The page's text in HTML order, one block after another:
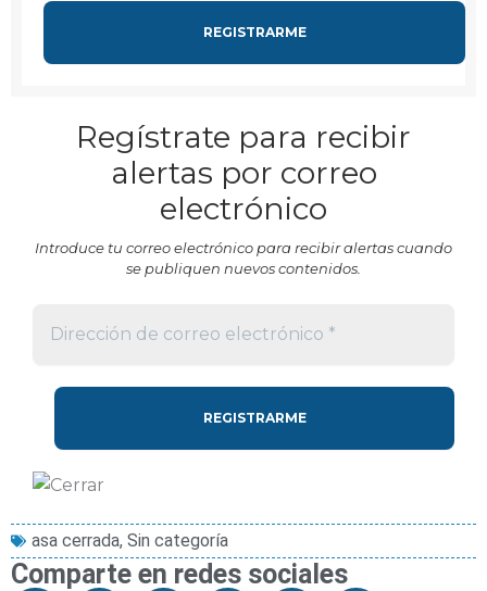
Regístrate para recibir
alertas por correo
electrónico
Introduce tu correo electrónico para recibir alertas cuando
se publiquen nuevos contenidos.
asa cerrada, Sin categoría
Comparte en redes sociales